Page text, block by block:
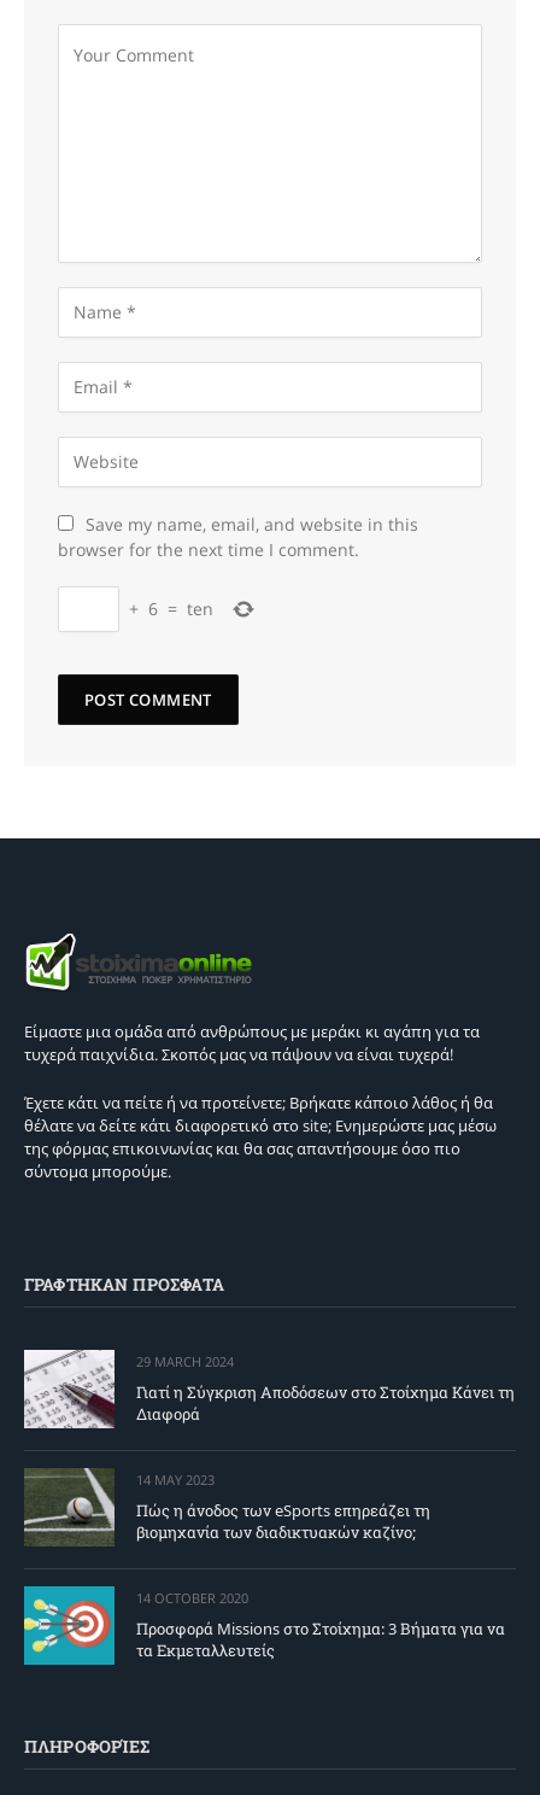
Save my name, email, and website in this
browser for the next time I comment.
+ 6 = ten
Είμαστε μια ομάδα από ανθρώπους με μεράκι κι αγάπη για τα
τυχερά παιχνίδια. Σκοπός μας να πάψουν να είναι τυχερά!
Έχετε κάτι να πείτε ή να προτείνετε; Βρήκατε κάποιο λάθος ή θα
θέλατε να δείτε κάτι διαφορετικό στο site; Ενημερώστε μας μέσω
της φόρμας επικοινωνίας και θα σας απαντήσουμε όσο πιο
σύντομα μπορούμε.
ΓΡΑΦΤΗΚΑΝ ΠΡΟΣΦΑΤΑ
29 MARCH 2024
Γιατί η Σύγκριση Αποδόσεων στο Στοίχημα Κάνει τη
Διαφορά
14 MAY 2023
Πώς η άνοδος των eSports επηρεάζει τη
βιομηχανία των διαδικτυακών καζίνο;
14 OCTOBER 2020
Προσφορά Missions στο Στοίχημα: 3 Βήματα για να
τα Εκμεταλλευτείς
ΠΛΗΡΟΦΟΡΊΕΣ